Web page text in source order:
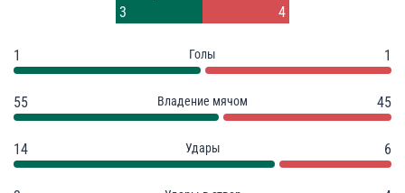
3 4
1 Голы 1
55 Владение мячом 45
14 Удары 6